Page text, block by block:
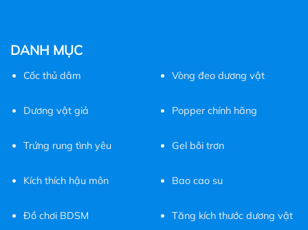
DANH MỤC
Cốcthủ dâm Vòng đeo dương vật
Dương vật giả Popper chính hãng
Trứng rung tình yêu Gel bôi trơn
Kích thích hậu môn Bao cao su
Đồ chơi BDSM Tăng kích thước dương vật